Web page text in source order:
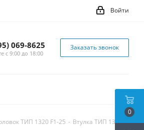
Войти
069-8625
с 9:00 до 18:00
Заказать звонок
ТИП 1320 F1-25 - Втулка ТИП 1345
0